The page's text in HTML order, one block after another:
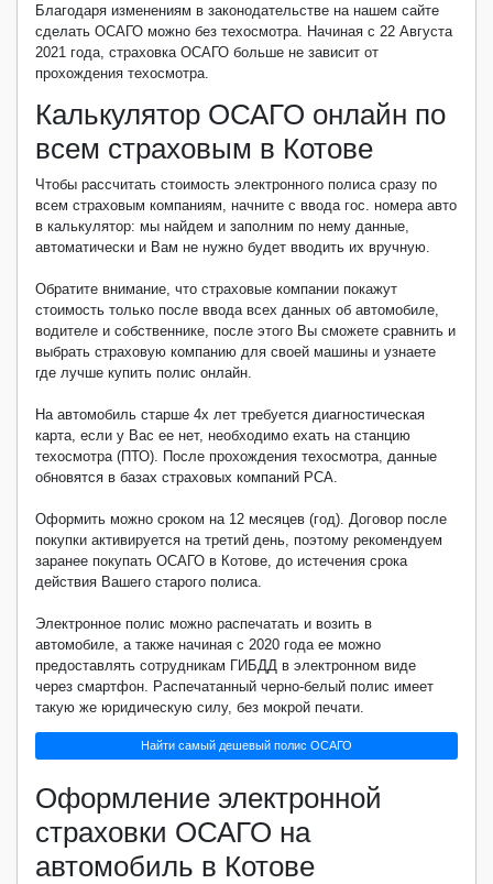
Благодаря изменениям в законодательстве на нашем сайте
сделать ОСАГО можно без техосмотра. Начиная с 22 Августа
2021 года, страховка ОСАГО больше не зависит от
прохождения техосмотра.
Калькулятор ОСАГО онлайн по
всем страховым в Котове
Чтобы рассчитать стоимость электронного полиса сразу по
всем страховым компаниям, начните с ввода гос. номера авто
в калькулятор: мы найдем и заполним по нему данные,
автоматически и Вам не нужно будет вводить их вручную.
Обратите внимание, что страховые компании покажут
стоимость только после ввода всех данных об автомобиле,
водителе и собственнике, после этого Вы сможете сравнить и
выбрать страховую компанию для своей машины и узнаете
где лучше купить полис онлайн.
На автомобиль старше 4х лет требуется диагностическая
карта, если у Вас ее нет, необходимо ехать на станцию
техосмотра (ПТО). После прохождения техосмотра, данные
обновятся в базах страховых компаний РСА.
Оформить можно сроком на 12 месяцев (год). Договор после
покупки активируется на третий день, поэтому рекомендуем
заранее покупать ОСАГО в Котове, до истечения срока
действия Вашего старого полиса.
Электронное полис можно распечатать и возить в
автомобиле, а также начиная с 2020 года ее можно
предоставлять сотрудникам ГИБДД в электронном виде
через смартфон. Распечатанный черно-белый полис имеет
такую же юридическую силу, без мокрой печати.
Найти самый дешевый полис ОСАГО
Оформление электронной
страховки ОСАГО на
автомобиль в Котове